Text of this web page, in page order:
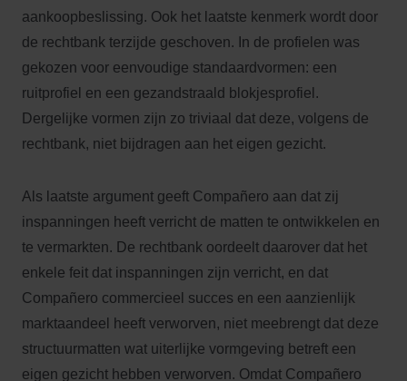
aankoopbeslissing. Ook het laatste kenmerk wordt door
de rechtbank terzijde geschoven. In de profielen was
gekozen voor eenvoudige standaardvormen: een
ruitprofiel en een gezandstraald blokjesprofiel.
Dergelijke vormen zijn zo triviaal dat deze, volgens de
rechtbank, niet bijdragen aan het eigen gezicht.
Als laatste argument geeft Compañero aan dat zij
inspanningen heeft verricht de matten te ontwikkelen en
te vermarkten. De rechtbank oordeelt daarover dat het
enkele feit dat inspanningen zijn verricht, en dat
Compañero commercieel succes en een aanzienlijk
marktaandeel heeft verworven, niet meebrengt dat deze
structuurmatten wat uiterlijke vormgeving betreft een
eigen gezicht hebben verworven. Omdat Compañero